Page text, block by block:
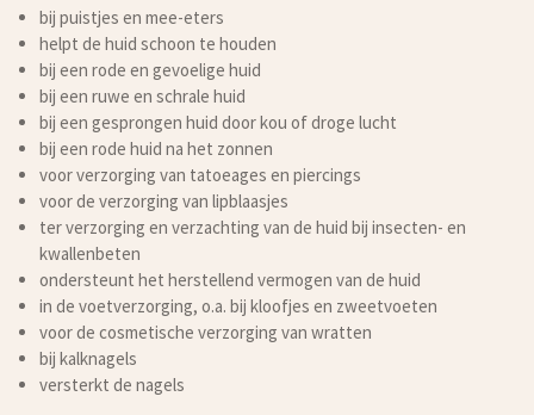
bij puistjes en mee-eters
helpt de huid schoon te houden
bij een rode en gevoelige huid
bij een ruwe en schrale huid
bij een gesprongen huid door kou of droge lucht
bij een rode huid na het zonnen
voor verzorging van tatoeages en piercings
voor de verzorging van lipblaasjes
ter verzorging en verzachting van de huid bij insecten- en
kwallenbeten
ondersteunt het herstellend vermogen van de huid
in de voetverzorging, o.a. bij kloofjes en zweetvoeten
voor de cosmetische verzorging van wratten
bij kalknagels
versterkt de nagels